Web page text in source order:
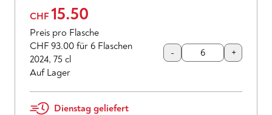
CHF 15.50
Preis pro Flasche
CHF 93.00 für 6 Flaschen
2024, 75 cl
Auf Lager
- +
Dienstag geliefert